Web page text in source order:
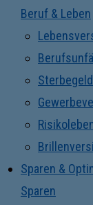
Beruf & Leben
Sparen &
Sparen